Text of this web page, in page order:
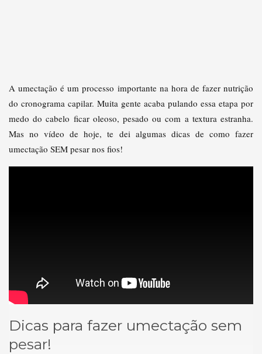
A umectação é um processo importante na hora de fazer nutrição
do cronograma capilar. Muita gente acaba pulando essa etapa por
medo do cabelo ficar oleoso, pesado ou com a textura estranha.
Mas no vídeo de hoje, te dei algumas dicas de como fazer
umectação SEM pesar nos fios!
Dicas para fazer umectação sem
pesar!